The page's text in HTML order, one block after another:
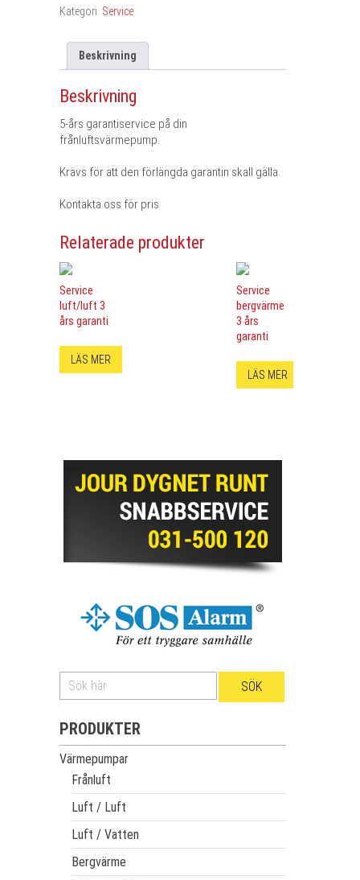
Kategori: Service
Beskrivning
Beskrivning
5-års garantiservice på din
frånluftsvärmepump.
Krävs för att den förlängda garantin skall gälla.
Kontakta oss för pris
Relaterade produkter
Service
luft/luft 3
års garanti
LÄS MER
Service
bergvärme
3 års
garanti
LÄS MER
PRODUKTER
Värmepumpar
Frånluft
Luft / Luft
Luft / Vatten
Bergvärme